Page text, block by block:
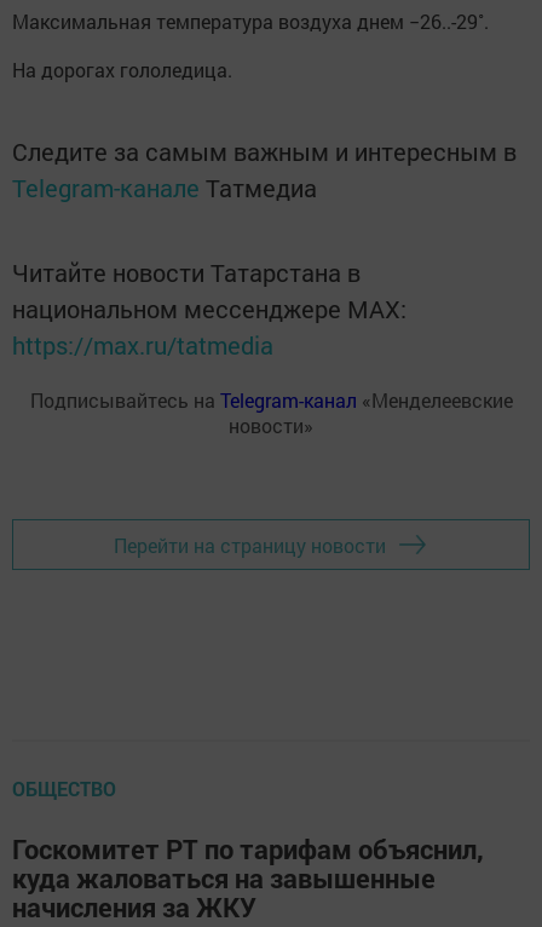
Максимальная температура воздуха днем −26..-29˚.
На дорогах гололедица.
Следите за самым важным и интересным в
Telegram-канале Татмедиа
Читайте новости Татарстана в
национальном мессенджере MАХ:
https://max.ru/tatmedia
Подписывайтесь на Telegram-канал «Менделеевские
новости»
Перейти на страницу новости
ОБЩЕСТВО
Госкомитет РТ по тарифам объяснил,
куда жаловаться на завышенные
начисления за ЖКУ